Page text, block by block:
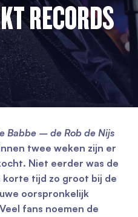
RECORDS
Babbe – de Rob de Nijs
twee weken zijn er
Niet eerder was de
korte tijd zo groot bij de
oorspronkelijk
fans noemen de